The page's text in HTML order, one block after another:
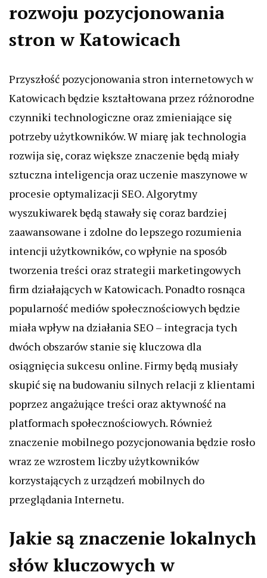
rozwoju pozycjonowania
stron w Katowicach
Przyszłość pozycjonowania stron internetowych w
Katowicach będzie kształtowana przez różnorodne
czynniki technologiczne oraz zmieniające się
potrzeby użytkowników. W miarę jak technologia
rozwija się, coraz większe znaczenie będą miały
sztuczna inteligencja oraz uczenie maszynowe w
procesie optymalizacji SEO. Algorytmy
wyszukiwarek będą stawały się coraz bardziej
zaawansowane i zdolne do lepszego rozumienia
intencji użytkowników, co wpłynie na sposób
tworzenia treści oraz strategii marketingowych
firm działających w Katowicach. Ponadto rosnąca
popularność mediów społecznościowych będzie
miała wpływ na działania SEO – integracja tych
dwóch obszarów stanie się kluczowa dla
osiągnięcia sukcesu online. Firmy będą musiały
skupić się na budowaniu silnych relacji z klientami
poprzez angażujące treści oraz aktywność na
platformach społecznościowych. Również
znaczenie mobilnego pozycjonowania będzie rosło
wraz ze wzrostem liczby użytkowników
korzystających z urządzeń mobilnych do
przeglądania Internetu.
Jakie są znaczenie lokalnych
słów kluczowych w